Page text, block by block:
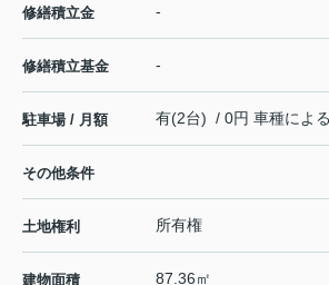
修繕積立金 -
修繕積立基金 -
駐車場 / 月額 有(2台) / 0円 車種による
その他条件
土地権利 所有権
建物面積 87.36㎡